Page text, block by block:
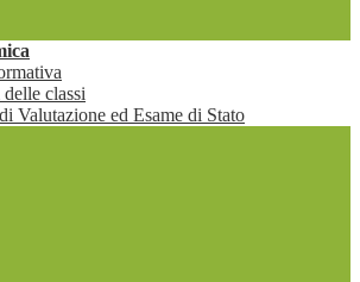
classi
Valutazione ed Esame di Stato